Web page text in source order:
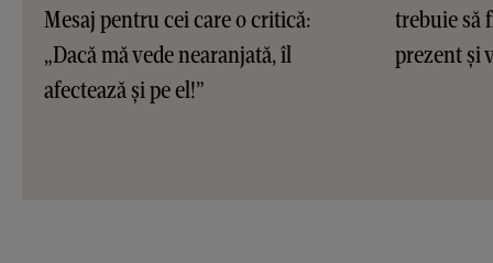
Mesaj pentru cei care o critică:
„Dacă mă vede nearanjată, îl
afectează și pe el!”
trebuie să
prezent și